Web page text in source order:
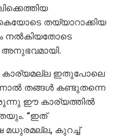
തയ്യാറാക്കിയ
നൽകിയതോടെ
അനുഭവമായി.
കാര്യമല്ല ഇതുപോലെ
തങ്ങൾ കണ്ടുതന്നെ
ഈ കാര്യത്തിൽ
“ഇത്
കുറച്ച്